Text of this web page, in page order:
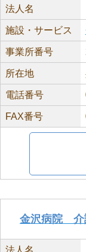
法人名
施設・サービス
事業所番号
所在地
電話番号
FAX番号
金沢病院 介
法人名